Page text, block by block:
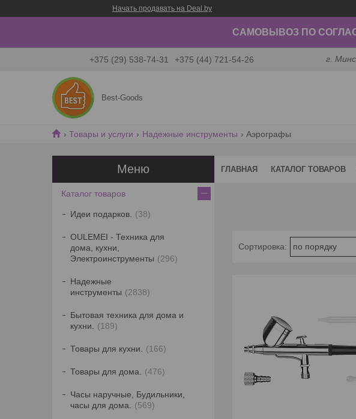
Начать продавать на Deal.by
САМОВЫВОЗ ПО
+375 (29) 538-74-31 +375 (44) 721-54-26 г.
Best-Goods
Товары и услуги Надежные инструменты Аэрографы
ГЛАВНАЯ КАТАЛОГ ТОВАРОВ
Каталог товаров
Идеи подарков. 38
OULEMEI - Техника для
дома, кухни,
Электроинструменты
296
Надежные
инструменты
2838
Бытовая техника для дома и
кухни.
189
Товары для кухни. 166
Товары для дома. 476
Часы наручные, Будильники,
часы для дома.
569